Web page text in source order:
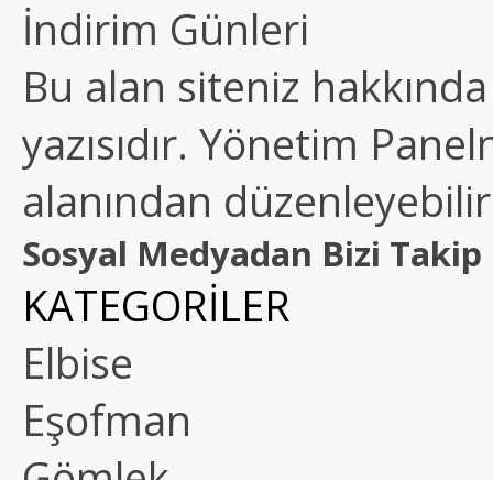
İndirim Günleri
Bu alan siteniz
yazısıdır. Yönetim
alanından
Sosyal Medyadan Bizi Takip
KATEGORİLER
Elbise
Eşofman